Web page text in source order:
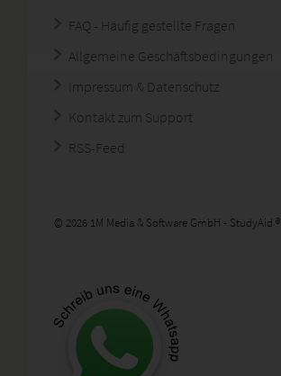
FAQ - Häufig gestellte Fragen
Allgemeine Geschäftsbedingungen
Impressum & Datenschutz
Kontakt zum Support
RSS-Feed
© 2026 1M Media & Software GmbH - StudyAid ®